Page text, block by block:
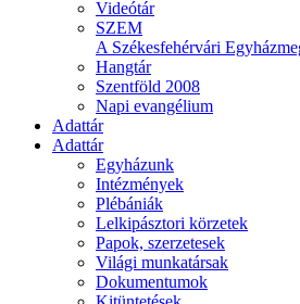
Videótár
SZEM
A Székesfehérvári
Hangtár
Szentföld 2008
Napi evangélium
Adattár
Adattár
Egyházunk
Intézmények
Plébániák
Lelkipásztori körzetek
Papok, szerzetesek
Világi munkatársak
Dokumentumok